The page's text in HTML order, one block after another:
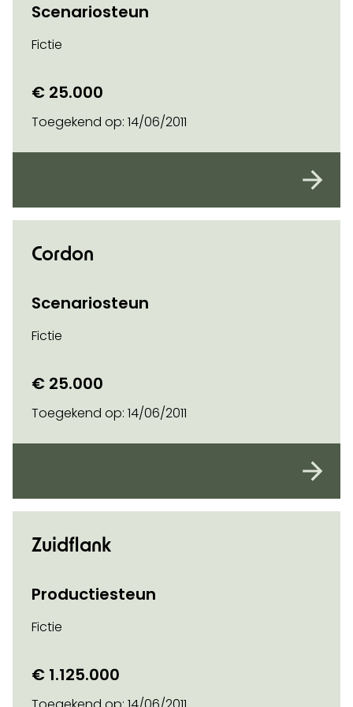
Scenariosteun
Fictie
€ 25.000
Toegekend op: 14/06/2011
Cordon
Scenariosteun
Fictie
€ 25.000
Toegekend op: 14/06/2011
Zuidflank
Productiesteun
Fictie
€ 1.125.000